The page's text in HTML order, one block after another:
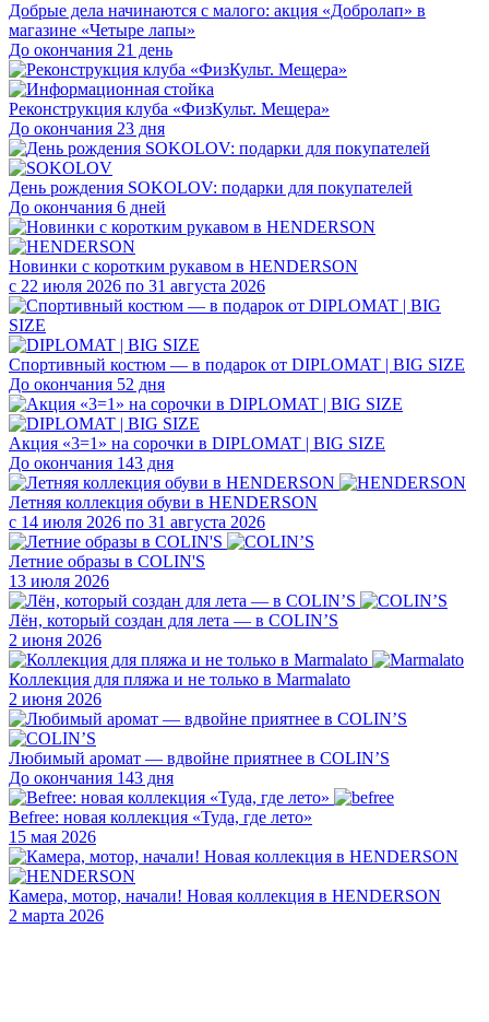
Добрые дела начинаются с малого: акция «Добролап» в
магазине «Четыре лапы»
До окончания 21 день
Реконструкция клуба «ФизКульт. Мещера»
До окончания 23 дня
День рождения SOKOLOV: подарки для покупателей
До окончания 6 дней
Новинки с коротким рукавом в HENDERSON
с 22 июля 2026 по 31 августа 2026
Спортивный костюм — в подарок от DIPLOMAT | BIG SIZE
До окончания 52 дня
Акция «3=1» на сорочки в DIPLOMAT | BIG SIZE
До окончания 143 дня
Летняя коллекция обуви в HENDERSON
с 14 июля 2026 по 31 августа 2026
Летние образы в COLIN'S
13 июля 2026
Лён, который создан для лета — в COLIN’S
2 июня 2026
Коллекция для пляжа и не только в Marmalato
2 июня 2026
Любимый аромат — вдвойне приятнее в COLIN’S
До окончания 143 дня
Befree: новая коллекция «Туда, где лето»
15 мая 2026
Камера, мотор, начали! Новая коллекция в HENDERSON
2 марта 2026